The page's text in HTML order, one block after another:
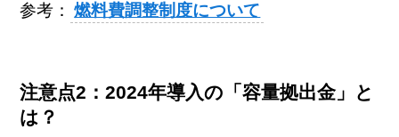
参考： 燃料費調整制度について
注意点2：2024年導入の「容量拠出金」と
は？